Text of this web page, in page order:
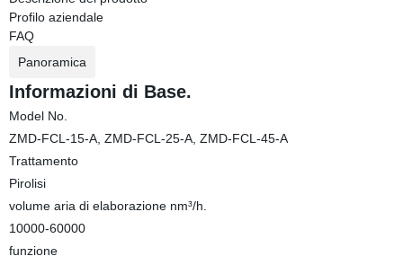
Profilo aziendale
FAQ
Panoramica
Informazioni di Base.
Model No.
ZMD-FCL-15-A, ZMD-FCL-25-A, ZMD-FCL-45-A
Trattamento
Pirolisi
volume aria di elaborazione nm³/h.
10000-60000
funzione